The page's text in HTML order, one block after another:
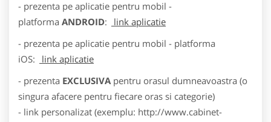
- prezenta pe aplicatie pentru mobil -
platforma ANDROID:
link aplicatie
- prezenta pe aplicatie pentru mobil - platforma
iOS:
link aplicatie
- prezenta EXCLUSIVA pentru orasul dumneavoastra (o
singura afacere pentru fiecare oras si categorie)
- link personalizat (exemplu: http://www.cabinet-